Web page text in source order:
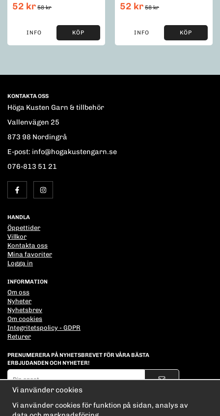
52 kr 58 kr
INFO KÖP
52 kr 58 kr
INFO KÖP
KONTAKTA OSS
Höga Kusten Garn & tillbehör
Vallenvägen 25
873 98 Nordingrå
E-post: info@hogakustengarn.se
076-813 51 21
HANDLA
Öppettider
Villkor
Kontakta oss
Mina favoriter
Logga in
INFORMATION
Om oss
Nyheter
Nyhetsbrev
Om cookies
Integritetspolicy - GDPR
Returer
PRENUMERERA PÅ NYHETSBREVET FÖR VÅRA BÄSTA
ERBJUDANDEN OCH NYHETER!
E-
De uppgifter du matar in kommer endast användas till våra nyhetsbrev.
Vi använder cookies
Vi använder cookies för funktion på sidan, analys av